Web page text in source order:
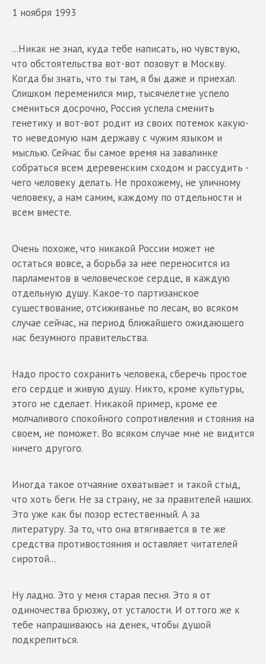
1 ноября 1993
...Никак не знал, куда тебе написать, но чувствую,
что обстоятельства вот-вот позовут в Москву.
Когда бы знать, что ты там, я бы даже и приехал.
Слишком переменился мир, тысячелетие успело
смениться досрочно, Россия успела сменить
генетику и вот-вот родит из своих потемок какую-
то неведомую нам державу с чужим языком и
мыслью. Сейчас бы самое время на завалинке
собраться всем деревенским сходом и рассудить -
чего человеку делать. Не прохожему, не уличному
человеку, а нам самим, каждому по отдельности и
всем вместе.
Очень похоже, что никакой России может не
остаться вовсе, а борьба за нее переносится из
парламентов в человеческое сердце, в каждую
отдельную душу. Какое-то партизанское
существование, отсиживанье по лесам, во всяком
случае сейчас, на период ближайшего ожидающего
нас безумного правительства.
Надо просто сохранить человека, сберечь простое
его сердце и живую душу. Никто, кроме культуры,
этого не сделает. Никакой пример, кроме ее
молчаливого спокойного сопротивления и стояния на
своем, не поможет. Во всяком случае мне не видится
ничего другого.
Иногда такое отчаяние охватывает и такой стыд,
что хоть беги. Не за страну, не за правителей наших.
Это уже как бы позор естественный. А за
литературу. За то, что она втягивается в те же
средства противостояния и оставляет читателей
сиротой...
Ну ладно. Это у меня старая песня. Это я от
одиночества брюзжу, от усталости. И оттого же к
тебе напрашиваюсь на денек, чтобы душой
подкрепиться.